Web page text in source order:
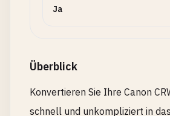
Ja
Überblick
Konvertieren Sie Ihre Canon
schnell und unkompliziert in